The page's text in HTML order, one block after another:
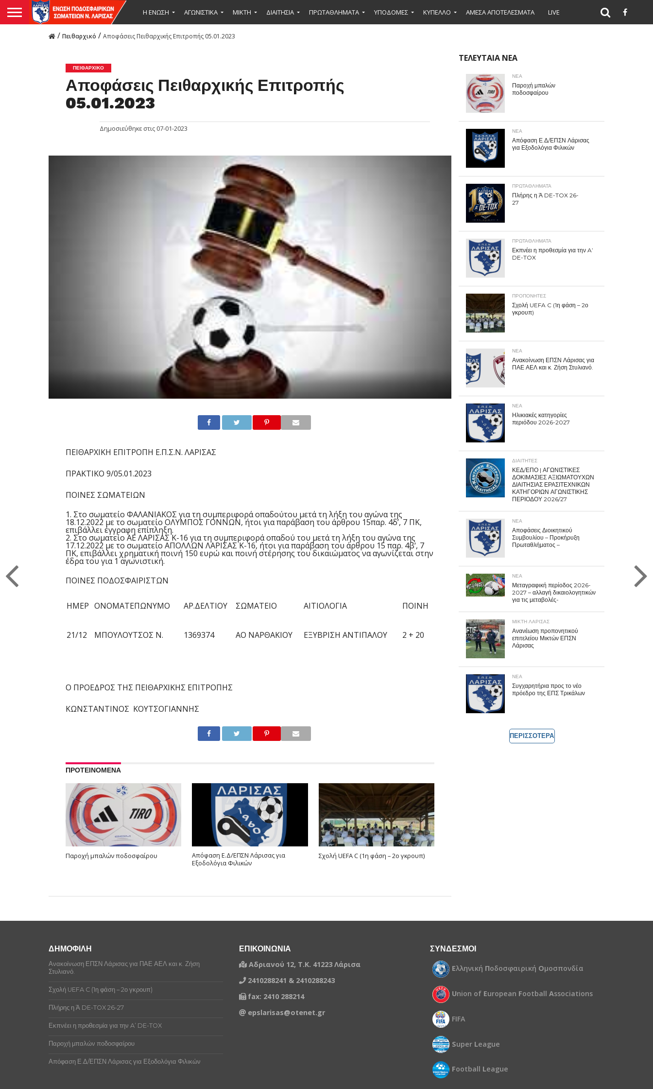
Η ΕΝΩΣΗ ΑΓΩΝΙΣΤΙΚΑ ΜΙΚΤΉ ΔΙΑΙΤΗΣΙΑ ΠΡΩΤΑΘΛΗΜΑΤΑ ΥΠΟΔΟΜΕΣ ΚΥΠΕΛΛΟ ΑΜΕΣΑ ΑΠΟΤΕΛΕΣΜΑΤΑ LIVE
/ Πειθαρχικό / Αποφάσεις Πειθαρχικής Επιτροπής 05.01.2023
ΠΕΙΘΑΡΧΙΚΌ
Αποφάσεις Πειθαρχικής Επιτροπής
05.01.2023
Δημοσιεύθηκε στις 07-01-2023
ΠΕΙΘΑΡΧΙΚΗ ΕΠΙΤΡΟΠΗ Ε.Π.Σ.Ν. ΛΑΡΙΣΑΣ
ΠΡΑΚΤΙΚΟ 9/05.01.2023
ΠΟΙΝΕΣ ΣΩΜΑΤΕΙΩΝ
1. Στο σωματείο ΦΑΛΑΝΙΑΚΟΣ για τη συμπεριφοράοπαδούτου μετά τη λήξη του αγώνα της
18.12.2022 με το σωματείο ΟΛΥΜΠΟΣ ΓΟΝΝΩΝ, ήτοι για παράβαση του άρθρου 15παρ. 4δ’,7 ΠΚ,
επιβάλλειέγγραφη επίπληξη.
2. Στο σωματείο ΑΕ ΛΑΡΙΣΑΣ Κ-16 για τη συμπεριφοράοπαδού του μετά τη λήξη του αγώνα της
17.12.2022 με το σωματείο ΑΠΟΛΛΩΝ ΛΑΡΙΣΑΣ Κ-16, ήτοι για παράβαση του άρθρου 15 παρ. 4β‘, 7
ΠΚ, επιβάλλει χρηματική ποινή 150 ευρώ και ποινή στέρησης του δικαιώματος να αγωνίζεται στην
έδρα του για 1 αγωνιστική.
ΠΟΙΝΕΣ ΠΟΔΟΣΦΑΙΡΙΣΤΩΝ
ΗΜΕΡ ΟΝΟΜΑΤΕΠΩΝΥΜΟ ΑΡ.ΔΕΛΤΙΟΥ ΣΩΜΑΤΕΙΟ ΑΙΤΙΟΛΟΓΙΑ ΠΟΙΝΗ
21/12 ΜΠΟΥΛΟΥΤΣΟΣ Ν. 1369374 ΑΟ ΝΑΡΘΑΚΙΟΥ ΕΞΥΒΡΙΣΗ ΑΝΤΙΠΑΛΟΥ 2 + 20
Ο ΠΡΟΕΔΡΟΣ ΤΗΣ ΠΕΙΘΑΡΧΙΚΗΣ ΕΠΙΤΡΟΠΗΣ
ΚΩΝΣΤΑΝΤΙΝΟΣ ΚΟΥΤΣΟΓΙΑΝΝΗΣ
ΠΡΟΤΕΙΝΟΜΕΝΑ
Παροχή μπαλών ποδοσφαίρου
Απόφαση Ε.Δ/ΕΠΣΝ Λάρισας για
Εξοδολόγια Φιλικών
Σχολή UEFA C (1η φάση – 2ο γκρουπ)
ΤΕΛΕΥΤΑΙΑ ΝΕΑ
ΝΕΑ
Παροχή μπαλών
ποδοσφαίρου
ΝΕΑ
Απόφαση Ε.Δ/ΕΠΣΝ Λάρισας
για Εξοδολόγια Φιλικών
ΠΡΩΤΑΘΛΉΜΑΤΑ
Πλήρης η Ά DE-TOX 26-
27
ΠΡΩΤΑΘΛΉΜΑΤΑ
Εκπνέει η προθεσμία για την A’
DE-TOX
ΠΡΟΠΟΝΗΤΈΣ
Σχολή UEFA C (1η φάση – 2ο
γκρουπ)
ΝΕΑ
Ανακοίνωση ΕΠΣΝ Λάρισας για
ΠΑΕ ΑΕΛ και κ. Ζήση Στυλιανό.
ΝΕΑ
Ηλικιακές κατηγορίες
περιόδου 2026-2027
ΔΙΑΙΤΗΤΕΣ
ΚΕΔ/ΕΠΟ | ΑΓΩΝΙΣΤΙΚΕΣ
ΔΟΚΙΜΑΣΙΕΣ ΑΞΙΩΜΑΤΟΥΧΩΝ
ΔΙΑΙΤΗΣΙΑΣ ΕΡΑΣΙΤΕΧΝΙΚΩΝ
ΚΑΤΗΓΟΡΙΩΝ ΑΓΩΝΙΣΤΙΚΗΣ
ΠΕΡΙΟΔΟΥ 2026/27
ΝΕΑ
Αποφάσεις Διοικητικού
Συμβουλίου – Προκήρυξη
Πρωταθλήματος –
ΝΕΑ
Μεταγραφική περίοδος 2026-
2027 – αλλαγή δικαιολογητικών
για τις μεταβολές-
ΜΙΚΤΗ ΛΑΡΙΣΑΣ
Ανανέωση προπονητικού
επιτελείου Μικτών ΕΠΣΝ
Λάρισας
ΝΕΑ
Συγχαρητήρια προς το νέο
πρόεδρο της ΕΠΣ Τρικάλων
ΠΕΡΙΣΣΟΤΕΡΑ
ΔΗΜΟΦΙΛΗ
Ανακοίνωση ΕΠΣΝ Λάρισας για ΠΑΕ ΑΕΛ και κ. Ζήση
Στυλιανό.
Σχολή UEFA C (1η φάση – 2ο γκρουπ)
Πλήρης η Ά DE-TOX 26-27
Εκπνέει η προθεσμία για την A’ DE-TOX
Παροχή μπαλών ποδοσφαίρου
Απόφαση Ε.Δ/ΕΠΣΝ Λάρισας για Εξοδολόγια Φιλικών
ΕΠΙΚΟΙΝΩΝΙΑ
Αδριανού 12, Τ.Κ. 41223 Λάρισα
2410288241 & 2410288243
fax: 2410 288214
epslarisas@otenet.gr
ΣΥΝΔΕΣΜΟΙ
Ελληνική Ποδοσφαιρική Ομοσπονδία
Union of European Football Associations
FIFA
Super League
Football League